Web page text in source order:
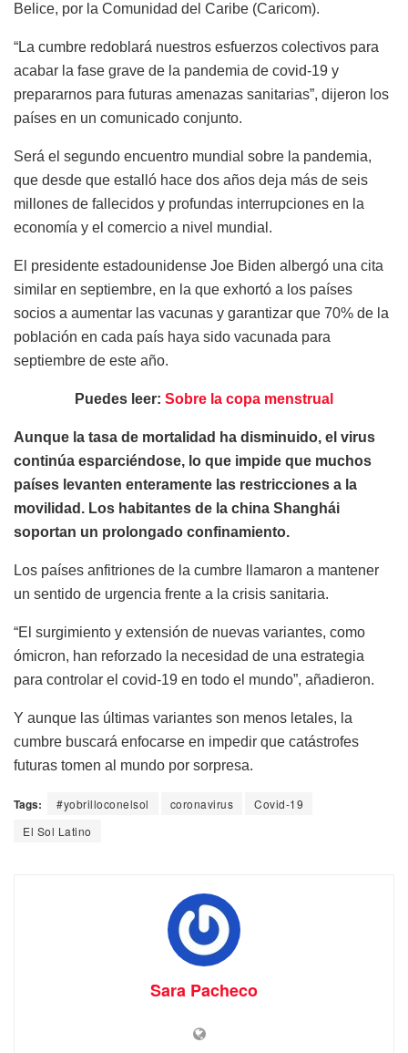
Belice, por la Comunidad del Caribe (Caricom).
“La cumbre redoblará nuestros esfuerzos colectivos para
acabar la fase grave de la pandemia de covid-19 y
prepararnos para futuras amenazas sanitarias”, dijeron los
países en un comunicado conjunto.
Será el segundo encuentro mundial sobre la pandemia,
que desde que estalló hace dos años deja más de seis
millones de fallecidos y profundas interrupciones en la
economía y el comercio a nivel mundial.
El presidente estadounidense Joe Biden albergó una cita
similar en septiembre, en la que exhortó a los países
socios a aumentar las vacunas y garantizar que 70% de la
población en cada país haya sido vacunada para
septiembre de este año.
Puedes leer: Sobre la copa menstrual
Aunque la tasa de mortalidad ha disminuido, el virus
continúa esparciéndose, lo que impide que muchos
países levanten enteramente las restricciones a la
movilidad. Los habitantes de la china Shanghái
soportan un prolongado confinamiento.
Los países anfitriones de la cumbre llamaron a mantener
un sentido de urgencia frente a la crisis sanitaria.
“El surgimiento y extensión de nuevas variantes, como
ómicron, han reforzado la necesidad de una estrategia
para controlar el covid-19 en todo el mundo”, añadieron.
Y aunque las últimas variantes son menos letales, la
cumbre buscará enfocarse en impedir que catástrofes
futuras tomen al mundo por sorpresa.
Tags: #yobrilloconelsol coronavirus
Covid-19
El Sol Latino
Sara Pacheco